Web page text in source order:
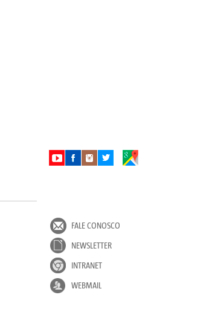
FALE CONOSCO
NEWSLETTER
INTRANET
WEBMAIL